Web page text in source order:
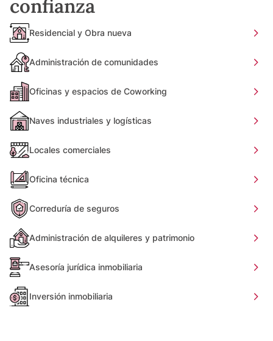
confianza
Residencial y Obra nueva
Administración de comunidades
Oficinas y espacios de Coworking
Naves industriales y logísticas
Locales comerciales
Oficina técnica
Correduría de seguros
Administración de alquileres y patrimonio
Asesoría jurídica inmobiliaria
Inversión inmobiliaria